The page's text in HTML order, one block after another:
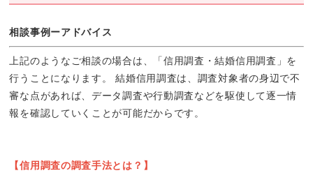
相談事例ーアドバイス
上記のようなご相談の場合は、「信用調査・結婚信用調査」を
行うことになります。 結婚信用調査は、調査対象者の身辺で不
審な点があれば、データ調査や行動調査などを駆使して逐一情
報を確認していくことが可能だからです。
【信用調査の調査手法とは？】